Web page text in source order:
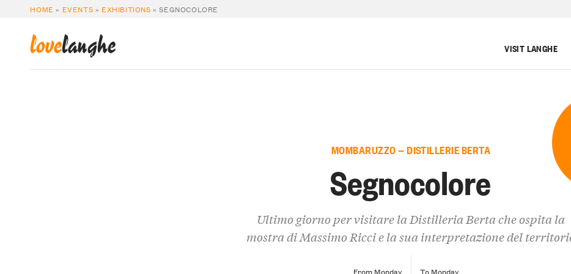
HOME » EVENTS » EXHIBITIONS »SEGNOCOLORE
lovelanghe VISIT LANGHE
MOMBARUZZO — DISTILLERIE BERTA
Segnocolore
Ultimo giorno per visitare la Distilleria Berta che ospita la
mostra di Massimo Ricci e la sua interpretazione del
From Monday To Monday